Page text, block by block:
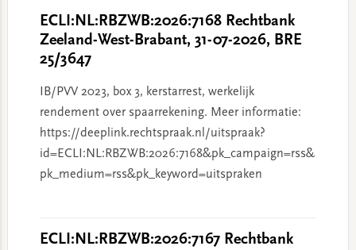
ECLI:NL:RBZWB:2026:7168 Rechtbank
Zeeland-West-Brabant, 31-07-2026, BRE
25/3647
IB/PVV 2023, box 3, kerstarrest, werkelijk
rendement over spaarrekening. Meer informatie:
https://deeplink.rechtspraak.nl/uitspraak?
id=ECLI:NL:RBZWB:2026:7168&pk_campaign=rss&
pk_medium=rss&pk_keyword=uitspraken
ECLI:NL:RBZWB:2026:7167 Rechtbank